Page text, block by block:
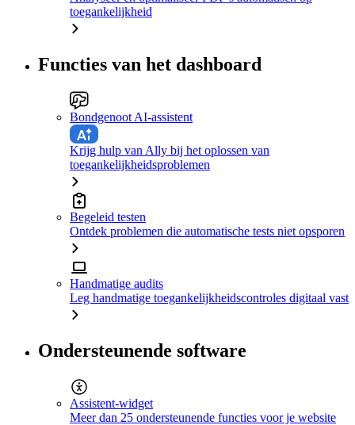
toegankelijkheid
Functies van het dashboard
Bondgenoot AI-assistent
Krijg hulp van Ally bij het oplossen van
toegankelijkheidsproblemen
Begeleid testen
Ontdek problemen die automatische tests niet opsporen
Handmatige audits
Leg handmatige toegankelijkheidscontroles digitaal vast
Ondersteunende software
Assistent-widget
Meer dan 25 ondersteunende functies voor je website